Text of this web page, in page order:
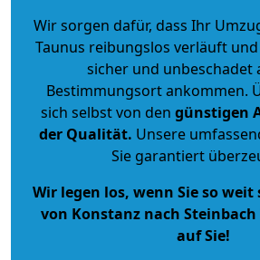
Wir sorgen dafür, dass Ihr
Taunus reibungslos verläuft
sicher und unbeschadet
Bestimmungsort ankommen.
sich selbst von den günstigen
der Qualität. Unsere
Sie garantiert
Wir legen los, wenn Sie so
von Konstanz nach
auf Sie!